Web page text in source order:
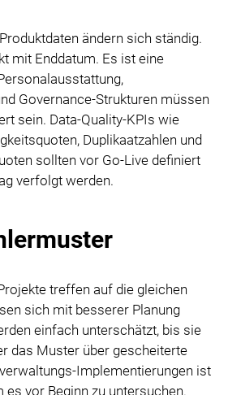
Produktdaten ändern sich ständig.
mit Enddatum. Es ist eine
Governance-Strukturen müssen
sein. Data-Quality-KPIs wie
Duplikaatzahlen und
sollten vor Go-Live definiert
verfolgt werden.
treffen auf die gleichen
sich mit besserer Planung
einfach unterschätzt, bis sie
das Muster über gescheiterte
Implementierungen ist
es vor Beginn zu untersuchen.